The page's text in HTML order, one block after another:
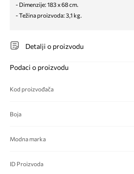
- Dimenzije: 183 x 68 cm.
- Težina proizvoda: 3,1 kg.
Detalji o proizvodu
Podaci o proizvodu
Kod proizvođača
Boja
Modna marka
ID Proizvoda